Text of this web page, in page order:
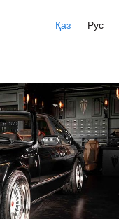
Қаз Рус